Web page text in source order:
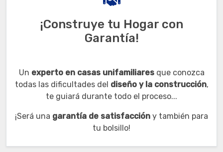
¡Construye tu Hogar con
Garantía!
Un experto en casas unifamiliaresque conozca
todas las dificultades del diseño y la construcción,
te guiará durante todo el proceso...
¡Será una garantía de satisfacción y también para
tu bolsillo!